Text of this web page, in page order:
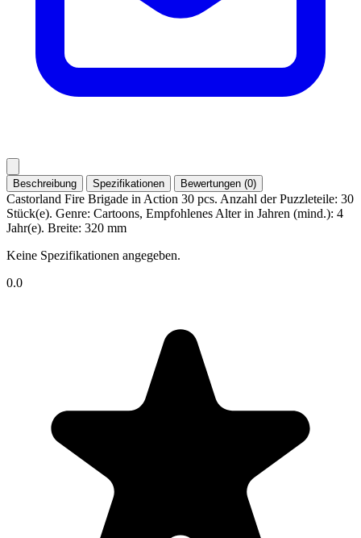
Beschreibung Spezifikationen Bewertungen (0)
Castorland Fire Brigade in Action 30 pcs. Anzahl der Puzzleteile: 30
Stück(e). Genre: Cartoons, Empfohlenes Alter in Jahren (mind.): 4
Jahr(e). Breite: 320 mm
Keine Spezifikationen angegeben.
0.0